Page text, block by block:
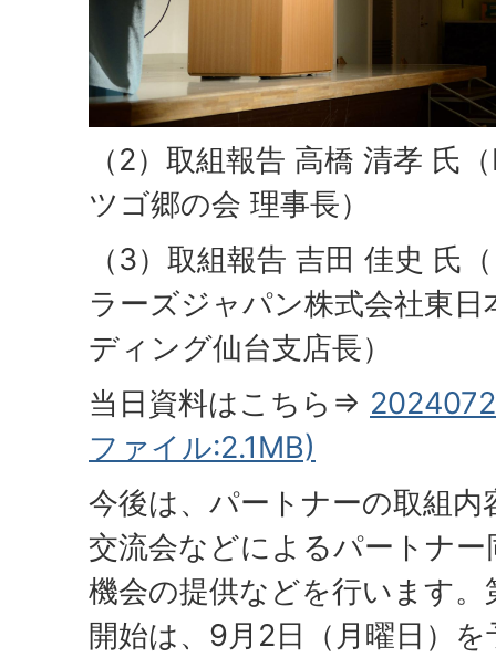
（2）取組報告 高橋 清孝 氏
ツゴ郷の会 理事長）
（3）取組報告 吉田 佳史 氏
ラーズジャパン株式会社東
ディング仙台支店長）
当日資料はこちら⇒
ファイル:2.1MB)
今後は、パートナーの取組内
交流会などによるパートナ
機会の提供などを行います。
開始は、9月2日（月曜日）